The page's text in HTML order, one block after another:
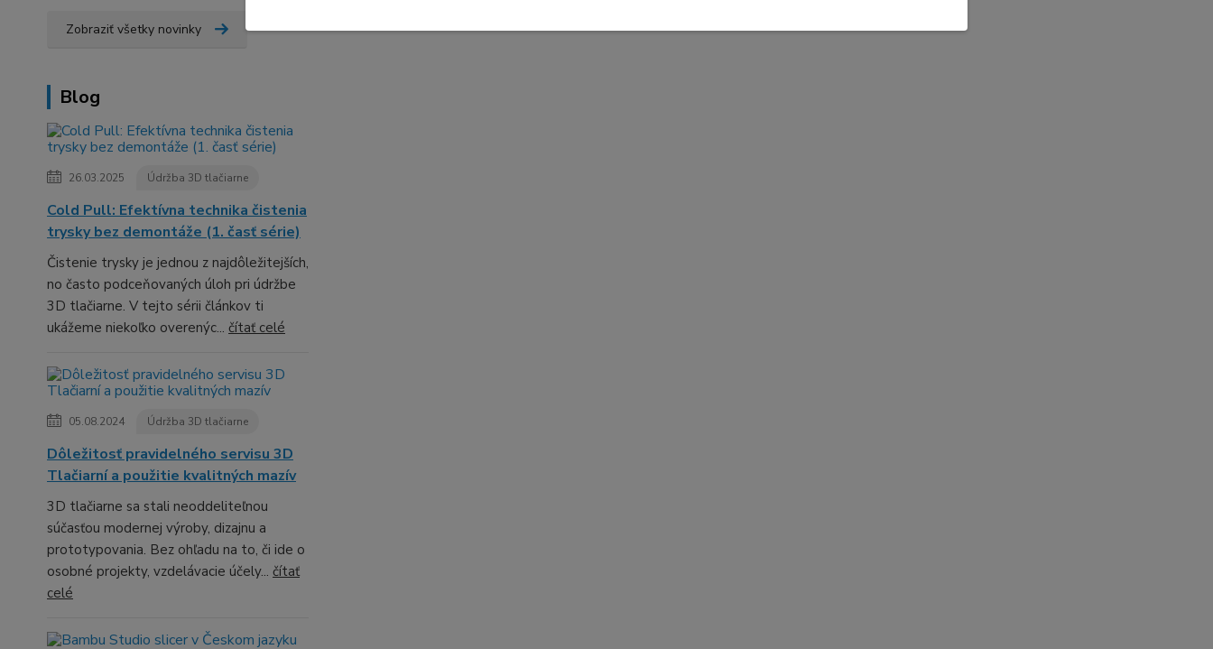
Zobraziť všetky novinky
Blog
26.03.2025 Údržba 3D tlačiarne
Cold Pull: Efektívna technika čistenia
trysky bez demontáže (1. časť série)
Čistenie trysky je jednou z najdôležitejších,
no často podceňovaných úloh pri údržbe
3D tlačiarne. V tejto sérii článkov ti
ukážeme niekoľko overenýc... čítať celé
05.08.2024 Údržba 3D tlačiarne
Dôležitosť pravidelného servisu 3D
Tlačiarní a použitie kvalitných mazív
3D tlačiarne sa stali neoddeliteľnou
súčasťou modernej výroby, dizajnu a
prototypovania. Bez ohľadu na to, či ide o
osobné projekty, vzdelávacie účely... čítať
celé